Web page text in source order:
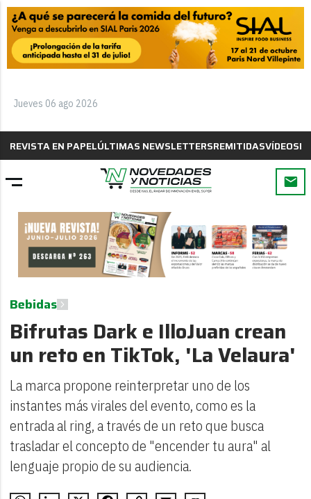
Jueves 06 ago 2026
REVISTA EN PAPELÚLTIMAS NEWSLETTERSREMITIDASVÍDEOS
Bebidas
Bifrutas Dark e IlloJuan crean
un reto en TikTok, 'La Velaura'
La marca propone reinterpretar uno de los
instantes más virales del evento, como es la
entrada al ring, a través de un reto que busca
trasladar el concepto de "encender tu aura" al
lenguaje propio de su audiencia.